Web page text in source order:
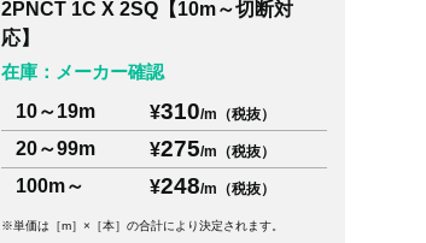
2PNCT 1C X 2SQ【10m～切断対
応】
在庫：メーカー確認
10～19m
¥310/m（税抜）
20～99m ¥275/m（税抜）
100m～ ¥248/m（税抜）
※単価は［m］×［本］の合計により決定されます。